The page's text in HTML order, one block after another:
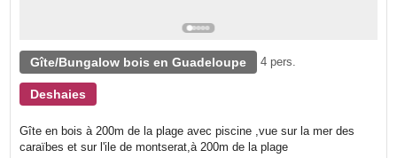
Gîte/Bungalow bois en Guadeloupe 4 pers.
Deshaies
Gîte en bois à 200m de la plage avec piscine ,vue sur la mer des
caraïbes et sur l'ile de montserat,à 200m de la plage